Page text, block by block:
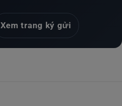
Xem trang ký gửi